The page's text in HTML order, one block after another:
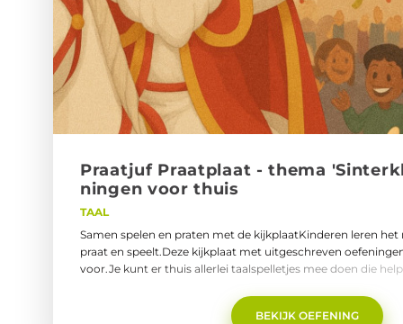
Praat­juf Praat­plaat - thema
nin­gen voor thuis
TAAL
Samen spelen en praten met de kijkplaatKinderen leren het
praat en speelt.Deze kijkplaat met uitgeschreven
voor.Je kunt er thuis allerlei taalspelletjes mee doen die
Praatjuf Praatplaat thema Sinterklaas
BEKIJK OEFENING